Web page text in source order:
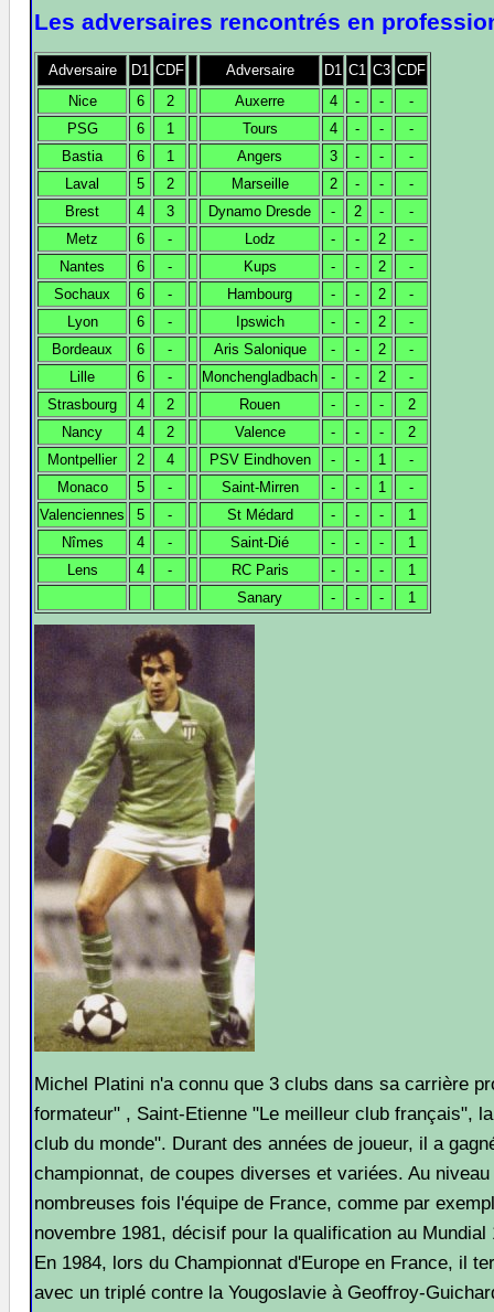
Les adversaires rencontrés en
Adversaire D1 CDF Adversaire D1 C1 C3 CDF
Nice
6 2 Auxerre 4 - -
-
PSG
6 1 Tours 4 - -
-
Bastia
6 1 Angers 3 - -
-
Laval
5 2 Marseille 2 - -
-
Brest
4 3 Dynamo Dresde - 2 -
-
Metz
6 - Lodz - - 2
-
Nantes
6 - Kups - - 2
-
Sochaux
6 - Hambourg - - 2
-
Lyon
6 - Ipswich - - 2
-
Bordeaux
6 - Aris Salonique - - 2
-
Lille
6 - Monchengladbach - - 2
-
Strasbourg
4 2 Rouen - - -
2
Nancy
4 2 Valence - - -
2
Montpellier
2 4 PSV Eindhoven - - 1
-
Monaco
5 - Saint-Mirren - - 1
-
Valenciennes
5 - St Médard - - -
1
Nîmes
4 - Saint-Dié - - -
1
Lens
4 - RC Paris - - -
1
Sanary
- - - 1
Michel Platini n'a connu que 3 clubs dans sa carrière
formateur" , Saint-Etienne "Le meilleur club français",
club du monde". Durant des années de joueur, il a
championnat, de coupes diverses et variées. Au
nombreuses fois l'équipe de France, comme par
novembre 1981, décisif pour la qualification au Mundial
En 1984, lors du Championnat d'Europe en France, il
avec un triplé contre la Yougoslavie à Geoffroy-